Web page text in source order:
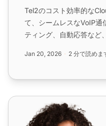
Tel2のコスト効率的な
て、シームレスなVoIP通
ティング、自動応答など
ルを開始して、カスタマ
Jan 20, 2026 2 分で読めま
2talk